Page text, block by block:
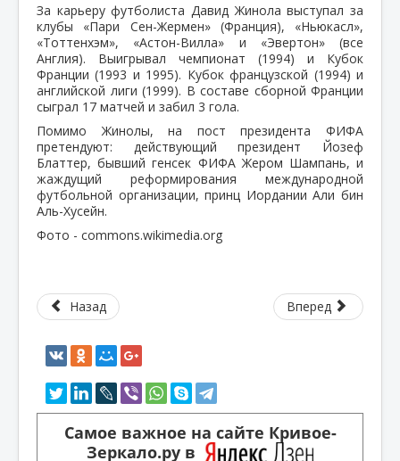
За карьеру футболиста Давид Жинола выступал за
клубы «Пари Сен-Жермен» (Франция), «Ньюкасл»,
«Тоттенхэм», «Астон-Вилла» и «Эвертон» (все
Англия). Выигрывал чемпионат (1994) и Кубок
Франции (1993 и 1995). Кубок французской (1994) и
английской лиги (1999). В составе сборной Франции
сыграл 17 матчей и забил 3 гола.
Помимо Жинолы, на пост президента ФИФА
претендуют: действующий президент Йозеф
Блаттер, бывший генсек ФИФА Жером Шампань, и
жаждущий реформирования международной
футбольной организации, принц Иордании Али бин
Аль-Хусейн.
Фото - commons.wikimedia.org
Назад Вперед
Самое важное на сайте Кривое-
Зеркало.ру в